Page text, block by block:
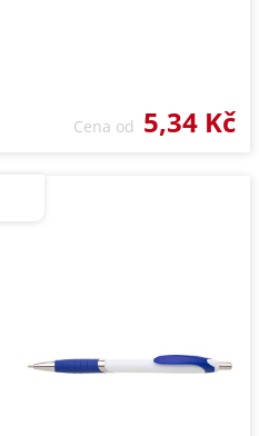
Cena od 5,34 Kč